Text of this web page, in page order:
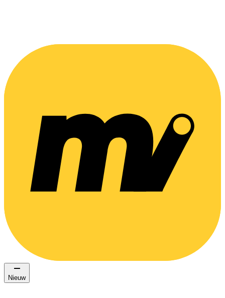
Nieuw